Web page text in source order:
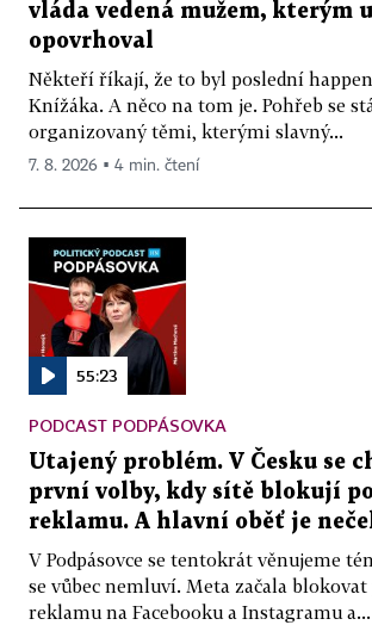
vláda vedená mužem, kterým
opovrhoval
Někteří říkají, že to byl poslední
Knížáka. A něco na tom je. Pohřeb se
organizovaný těmi, kterými slavný...
7. 8. 2026 ▪ 4 min. čtení
55:23
PODCAST PODPÁSOVKA
Utajený problém. V Česku se
první volby, kdy sítě blokují
reklamu. A hlavní oběť je
V Podpásovce se tentokrát věnujeme
se vůbec nemluví. Meta začala
reklamu na Facebooku a Instagramu a...